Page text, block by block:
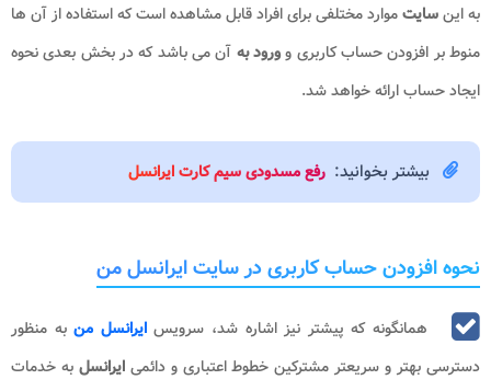
به اینسایتموارد مختلفی برای افراد قابل مشاهده است که استفاده از آن ها
منوط بر افزودن حساب کاربری وورود به آن می باشد که در بخش بعدی نحوه
ایجاد حساب ارائه خواهد شد.
بیشتر بخوانید: رفع مسدودی سیم کارت ایرانسل
نحوه افزودن حساب کاربری در سایت ایرانسل من
همانگونه که پیشتر نیز اشاره شد، سرویسایرانسل منبه منظور
دسترسی بهتر و سریعتر مشترکین خطوط اعتباری و دائمیایرانسلبه خدمات